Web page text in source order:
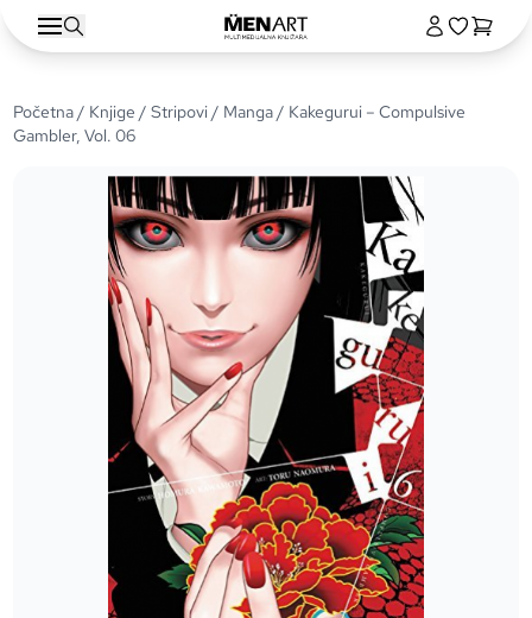
Početna/ Knjige /Stripovi/ Manga/ Kakegurui – Compulsive
Gambler, Vol. 06